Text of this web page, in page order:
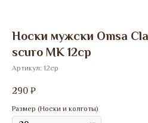
Носки мужски Omsa
scuro МК 12ср
Артикул: 12ср
290 ₽
Размер (Носки и колготы)